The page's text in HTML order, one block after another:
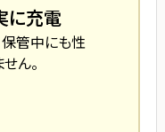
に充電
保管中にも性
ん。